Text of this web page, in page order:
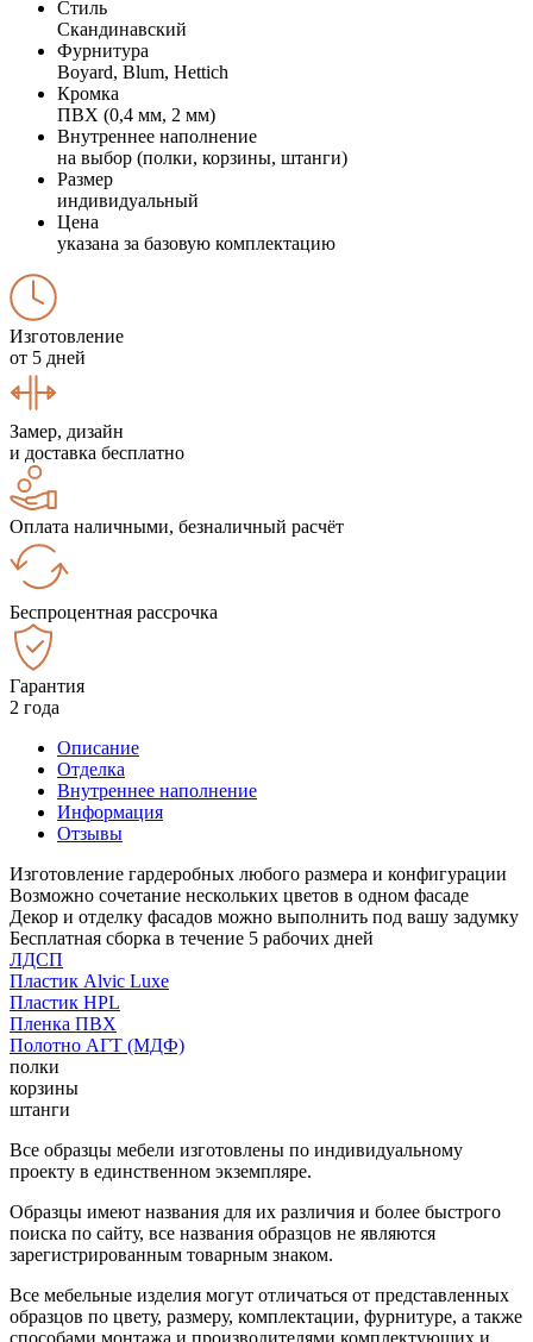
Стиль
Скандинавский
Фурнитура
Boyard, Blum, Hettich
Кромка
ПВХ (0,4 мм, 2 мм)
Внутреннее наполнение
на выбор (полки, корзины, штанги)
Размер
индивидуальный
Цена
указана за базовую комплектацию
Изготовление
от 5 дней
Замер, дизайн
и доставка бесплатно
Оплата наличными, безналичный расчёт
Беспроцентная рассрочка
Гарантия
2 года
Описание
Отделка
Внутреннее наполнение
Информация
Отзывы
Изготовление гардеробных любого размера и конфигурации
Возможно сочетание нескольких цветов в одном фасаде
Декор и отделку фасадов можно выполнить под вашу задумку
Бесплатная сборка в течение 5 рабочих дней
ЛДСП
Пластик Alvic Luxe
Пластик HPL
Пленка ПВХ
Полотно АГТ (МДФ)
полки
корзины
штанги
Все образцы мебели изготовлены по индивидуальному
проекту в единственном экземпляре.
Образцы имеют названия для их различия и более быстрого
поиска по сайту, все названия образцов не являются
зарегистрированным товарным знаком.
Все мебельные изделия могут отличаться от представленных
образцов по цвету, размеру, комплектации, фурнитуре, а также
способами монтажа и производителями комплектующих и